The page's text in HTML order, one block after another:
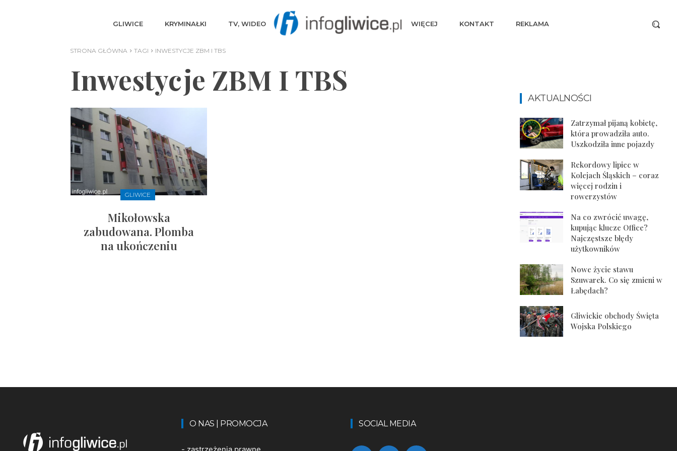
GLIWICE KRYMINAŁKI TV, WIDEO WIĘCEJ KONTAKT REKLAMA
STRONA GŁÓWNA TAGI INWESTYCJE ZBM I TBS
Inwestycje ZBM I TBS
GLIWICE
Mikołowska
zabudowana. Plomba
na ukończeniu
AKTUALNOŚCI
Zatrzymał pijaną kobietę,
która prowadziła auto.
Uszkodziła inne pojazdy
Rekordowy lipiec w
Kolejach Śląskich – coraz
więcej rodzin i
rowerzystów
Na co zwrócić uwagę,
kupując klucze Office?
Najczęstsze błędy
użytkowników
Nowe życie stawu
Szuwarek. Co się zmieni w
Łabędach?
Gliwickie obchody Święta
Wojska Polskiego
O NAS | PROMOCJA
- zastrzeżenia prawne
SOCIAL MEDIA